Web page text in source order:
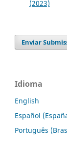
(2023)
Enviar
Idioma
English
Español
Português